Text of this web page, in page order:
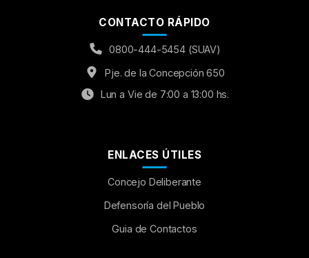
CONTACTO RÁPIDO
0800-444-5454 (SUAV)
Pje. de la Concepción 650
Lun a Vie de 7:00 a 13:00 hs.
ENLACES ÚTILES
Concejo Deliberante
Defensoría del Pueblo
Guia de Contactos
Aumentar Fuente
OFF